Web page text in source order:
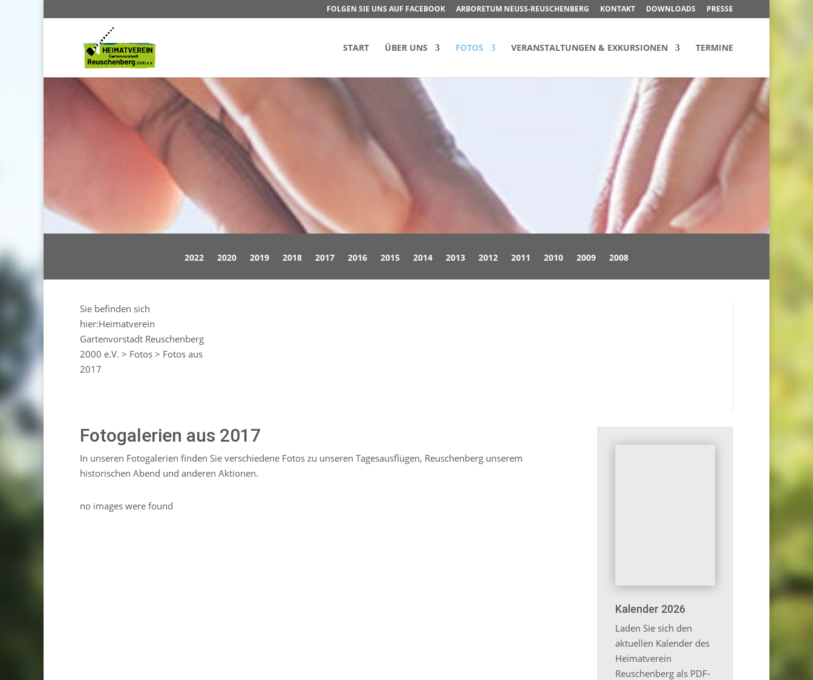
FOLGEN SIE UNS AUF FACEBOOK ARBORETUM NEUSS-REUSCHENBERG KONTAKT DOWNLOADS PRESSE
START ÜBER UNS FOTOS VERANSTALTUNGEN & EXKURSIONEN TERMINE
2022 2020 2019 2018 2017 2016 2015 2014 2013 2012 2011 2010 2009 2008
Sie befinden sich
hier:Heimatverein
Gartenvorstadt Reuschenberg
2000 e.V. > Fotos > Fotos aus
2017
Fotogalerien aus 2017
In unseren Fotogalerien finden Sie verschiedene Fotos zu unseren Tagesausflügen, Reuschenberg unserem
historischen Abend und anderen Aktionen.
no images were found
Kalender 2026
Laden Sie sich den
aktuellen Kalender des
Heimatverein
Reuschenberg als PDF-